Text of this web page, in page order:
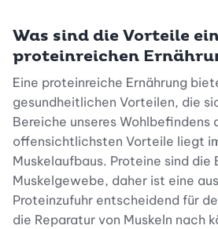
Was sind die Vorteile
proteinreichen
Eine proteinreiche Ernährung
gesundheitlichen Vorteilen, die
Bereiche unseres Wohlbefindens
offensichtlichsten Vorteile liegt
Muskelaufbaus. Proteine sind die
Muskelgewebe, daher ist eine
Proteinzufuhr entscheidend für
die Reparatur von Muskeln nach